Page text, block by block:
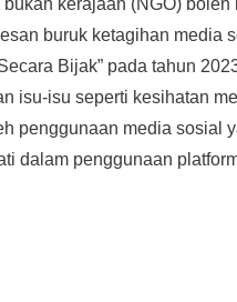
kerajaan (NGO)
buruk ketagihan media
Bijak” pada tahun
isu-isu seperti kesihatan
penggunaan media sosial
dalam penggunaan